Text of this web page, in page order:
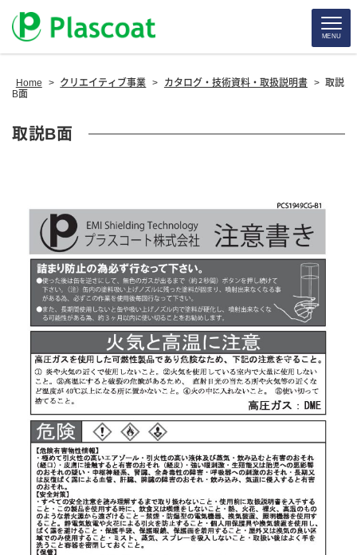
MENU
Home > クリエイティブ事業 > カタログ・技術資料・取扱説明書 > 取説
B面
取説B面